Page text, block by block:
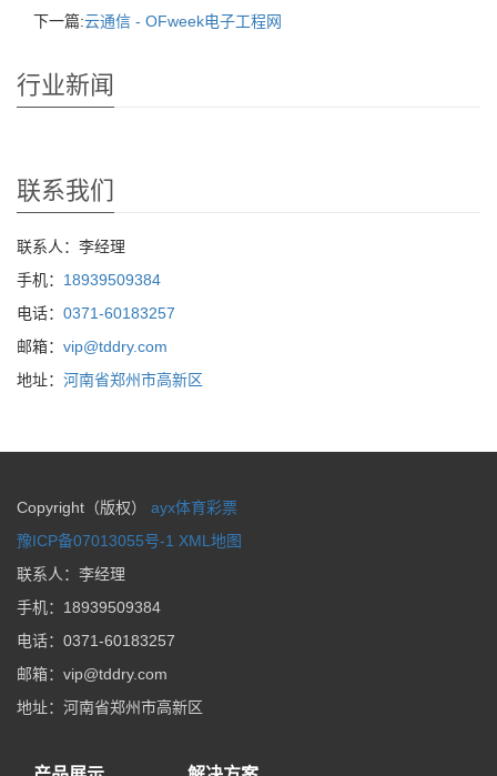
下一篇:云通信 - OFweek电子工程网
行业新闻
联系我们
联系人：李经理
手机： 18939509384
电话： 0371-60183257
邮箱： vip@tddry.com
地址： 河南省郑州市高新区
Copyright（版权） ayx体育彩票
豫ICP备07013055号-1 XML地图
联系人：李经理
手机： 18939509384
电话： 0371-60183257
邮箱： vip@tddry.com
地址： 河南省郑州市高新区